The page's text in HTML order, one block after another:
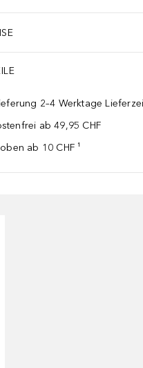
2–4 Werktage
ab 49,95 CHF
ab 10 CHF ¹